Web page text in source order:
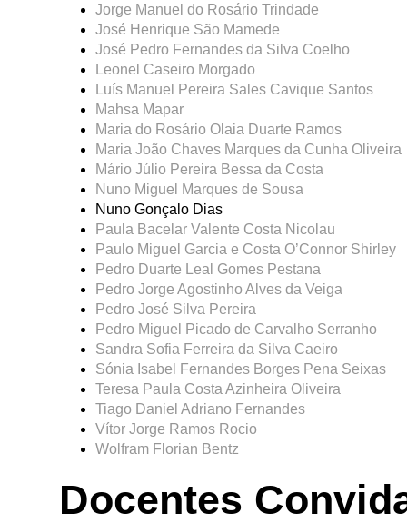
Jorge Manuel do Rosário Trindade
José Henrique São Mamede
José Pedro Fernandes da Silva Coelho
Leonel Caseiro Morgado
Luís Manuel Pereira Sales Cavique Santos
Mahsa Mapar
Maria do Rosário Olaia Duarte Ramos
Maria João Chaves Marques da Cunha Oliveira
Mário Júlio Pereira Bessa da Costa
Nuno Miguel Marques de Sousa
Nuno Gonçalo Dias
Paula Bacelar Valente Costa Nicolau
Paulo Miguel Garcia e Costa O’Connor Shirley
Pedro Duarte Leal Gomes Pestana
Pedro Jorge Agostinho Alves da Veiga
Pedro José Silva Pereira
Pedro Miguel Picado de Carvalho Serranho
Sandra Sofia Ferreira da Silva Caeiro
Sónia Isabel Fernandes Borges Pena Seixas
Teresa Paula Costa Azinheira Oliveira
Tiago Daniel Adriano Fernandes
Vítor Jorge Ramos Rocio
Wolfram Florian Bentz
Docentes